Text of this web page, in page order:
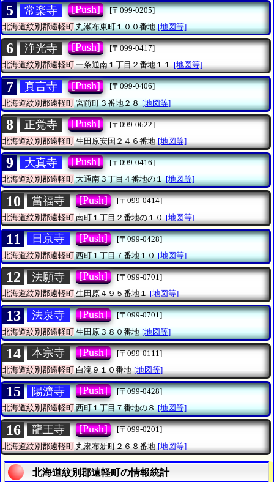
5 常楽寺 [Push]
[〒099-0205]
北海道紋別郡遠軽町丸瀬布東町１００番地 [地図等]
6 浄光寺 [Push]
[〒099-0417]
北海道紋別郡遠軽町一条通南１丁目２番地１１ [地図等]
7 真言寺 [Push]
[〒099-0406]
北海道紋別郡遠軽町宮前町３番地２８ [地図等]
8 正覚寺 [Push]
[〒099-0622]
北海道紋別郡遠軽町生田原安国２４６番地 [地図等]
9 大真寺 [Push]
[〒099-0416]
北海道紋別郡遠軽町大通南３丁目４番地の１ [地図等]
10 當福寺 [Push]
[〒099-0414]
北海道紋別郡遠軽町 南町１丁目２番地の１０ [地図等]
11 日京寺 [Push]
[〒099-0428]
北海道紋別郡遠軽町西町１丁目７番地１０ [地図等]
12 法願寺 [Push]
[〒099-0701]
北海道紋別郡遠軽町生田原４９５番地１ [地図等]
13 法泉寺 [Push]
[〒099-0701]
北海道紋別郡遠軽町生田原３８０番地 [地図等]
14 本宗寺 [Push]
[〒099-0111]
北海道紋別郡遠軽町 白滝９１０番地 [地図等]
15 陽濟寺 [Push]
[〒099-0428]
北海道紋別郡遠軽町西町１丁目７番地の８ [地図等]
16 龍王寺 [Push]
[〒099-0201]
北海道紋別郡遠軽町 丸瀬布新町２６８番地 [地図等]
北海道紋別郡遠軽町の情報統計